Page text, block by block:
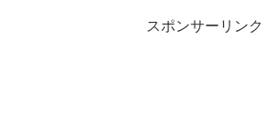
スポンサーリンク